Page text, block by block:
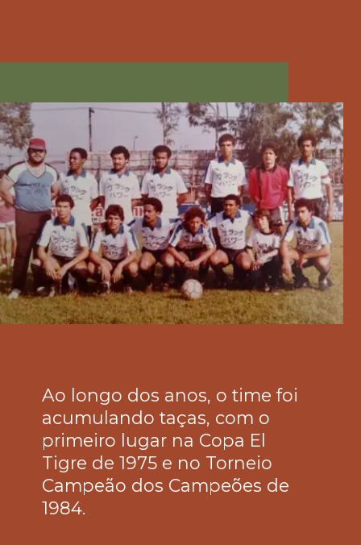
Ao longo dos anos, o time foi
acumulando taças, com o
primeiro lugar na Copa El
Tigre de 1975 e no Torneio
Campeão dos Campeões de
1984.